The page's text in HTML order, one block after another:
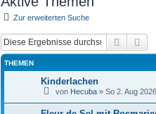
Zur erweiterten Suche
Suche
THEMEN
Kinderlachen
von Hecuba » So 2. Aug